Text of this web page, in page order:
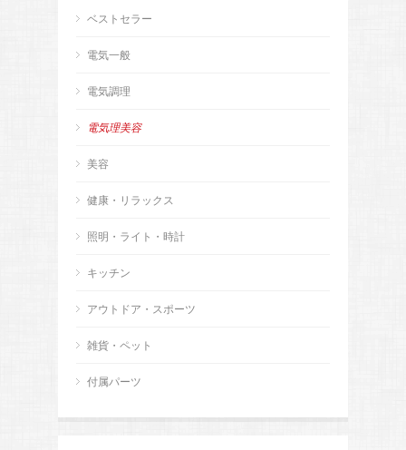
ベストセラー
電気一般
電気調理
電気理美容
美容
健康・リラックス
照明・ライト・時計
キッチン
アウトドア・スポーツ
雑貨・ペット
付属パーツ